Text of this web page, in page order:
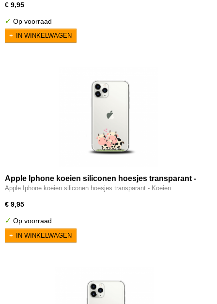
€ 9,95
✓ Op voorraad
IN WINKELWAGEN
Apple Iphone koeien siliconen hoesjes transparant -
Koeien
Apple Iphone koeien siliconen hoesjes transparant - Koeien…
€ 9,95
✓ Op voorraad
IN WINKELWAGEN